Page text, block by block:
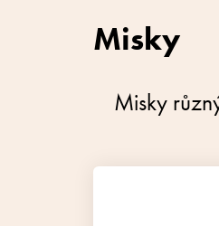
Misky
Misky